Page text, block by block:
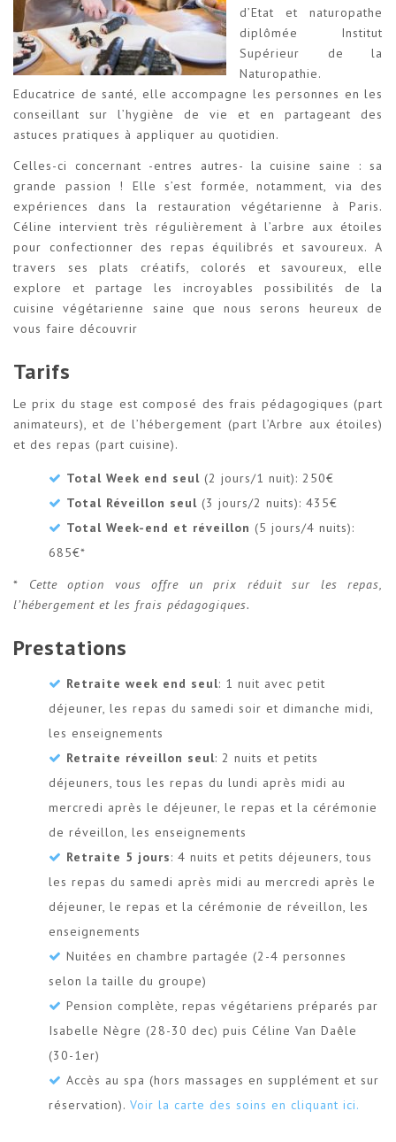
d’Etat et naturopathe
diplômée Institut
Supérieur de la
Naturopathie.
Educatrice de santé, elle accompagne les personnes en les
conseillant sur l’hygiène de vie et en partageant des
astuces pratiques à appliquer au quotidien.
Celles-ci concernant -entres autres- la cuisine saine : sa
grande passion ! Elle s’est formée, notamment, via des
expériences dans la restauration végétarienne à Paris.
Céline intervient très régulièrement à l’arbre aux étoiles
pour confectionner des repas équilibrés et savoureux. A
travers ses plats créatifs, colorés et savoureux, elle
explore et partage les incroyables possibilités de la
cuisine végétarienne saine que nous serons heureux de
vous faire découvrir
Tarifs
Le prix du stage est composé des frais pédagogiques (part
animateurs), et de l’hébergement (part l’Arbre aux étoiles)
et des repas (part cuisine).
Total Week end seul (2 jours/1 nuit): 250€
Total Réveillon seul (3 jours/2 nuits): 435€
Total Week-end et réveillon (5 jours/4 nuits):
685€*
* Cette option vous offre un prix réduit sur les repas,
l’hébergement et les frais pédagogiques.
Prestations
Retraite week end seul: 1 nuit avec petit
déjeuner, les repas du samedi soir et dimanche midi,
les enseignements
Retraite réveillon seul: 2 nuits et petits
déjeuners, tous les repas du lundi après midi au
mercredi après le déjeuner, le repas et la cérémonie
de réveillon, les enseignements
Retraite 5 jours: 4 nuits et petits déjeuners, tous
les repas du samedi après midi au mercredi après le
déjeuner, le repas et la cérémonie de réveillon, les
enseignements
Nuitées en chambre partagée (2-4 personnes
selon la taille du groupe)
Pension complète, repas végétariens préparés par
Isabelle Nègre (28-30 dec) puis Céline Van Daêle
(30-1er)
Accès au spa (hors massages en supplément et sur
réservation). Voir la carte des soins en cliquant ici.